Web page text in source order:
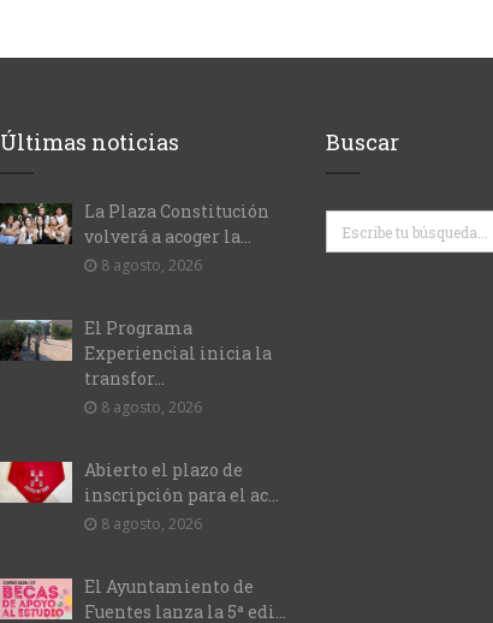
Últimas noticias
La Plaza Constitución
volverá a acoger la...
8 agosto, 2026
El Programa
Experiencial inicia la
transfor...
8 agosto, 2026
Abierto el plazo de
inscripción para el ac...
8 agosto, 2026
El Ayuntamiento de
Fuentes lanza la 5ª edi...
Buscar
Buscar